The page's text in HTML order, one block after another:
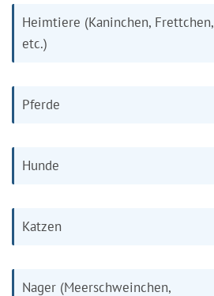
Heimtiere (Kaninchen, Frettchen,
etc.)
Pferde
Hunde
Katzen
Nager (Meerschweinchen,